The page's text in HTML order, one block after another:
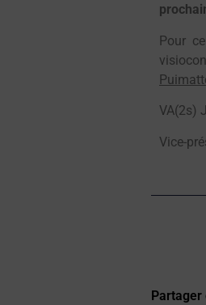
Pour
VA(2s)
Vice-
Partager